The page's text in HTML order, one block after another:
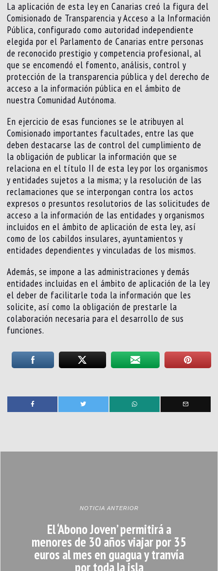
La aplicación de esta ley en Canarias creó la figura del
Comisionado de Transparencia y Acceso a la Información
Pública, configurado como autoridad independiente
elegida por el Parlamento de Canarias entre personas
de reconocido prestigio y competencia profesional, al
que se encomendó el fomento, análisis, control y
protección de la transparencia pública y del derecho de
acceso a la información pública en el ámbito de
nuestra Comunidad Autónoma.
En ejercicio de esas funciones se le atribuyen al
Comisionado importantes facultades, entre las que
deben destacarse las de control del cumplimiento de
la obligación de publicar la información que se
relaciona en el título II de esta ley por los organismos
y entidades sujetos a la misma; y la resolución de las
reclamaciones que se interpongan contra los actos
expresos o presuntos resolutorios de las solicitudes de
acceso a la información de las entidades y organismos
incluidos en el ámbito de aplicación de esta ley, así
como de los cabildos insulares, ayuntamientos y
entidades dependientes y vinculadas de los mismos.
Además, se impone a las administraciones y demás
entidades incluidas en el ámbito de aplicación de la ley
el deber de facilitarle toda la información que les
solicite, así como la obligación de prestarle la
colaboración necesaria para el desarrollo de sus
funciones.
NOTICIA ANTERIOR
El ‘Abono Joven’ permitirá a
menores de 30 años viajar por 35
euros al mes en guagua y tranvía
por toda la isla